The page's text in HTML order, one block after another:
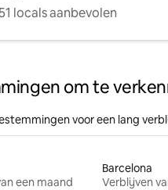
locals aanbevolen
om te
voor een lang
een maand
Barcelona
Verblijven